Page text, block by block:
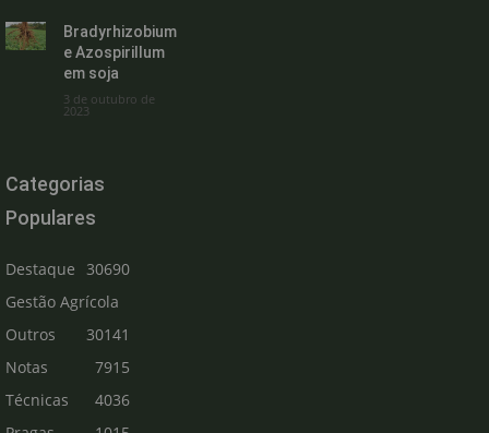
Bradyrhizobium
e Azospirillum
em soja
3 de outubro de
2023
Categorias
Populares
Destaque
30690
Gestão Agrícola
30141
Outros
7915
Notas
Técnicas
4036